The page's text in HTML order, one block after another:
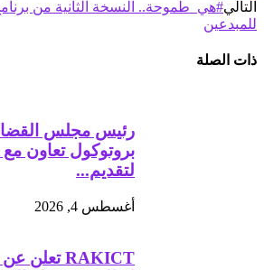
التالي#هي_طموحة.. النسخة الثانية من
للمبدعين
ذات الصلة
رئيس مجلس
بروتوكول تعاون مع
لتقديم...
أغسطس 4, 2026